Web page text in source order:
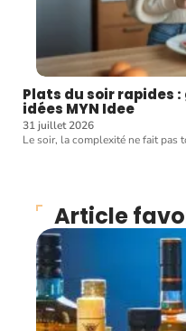
Plats du soir rapides
idées MYN Idee
31 juillet 2026
Le soir, la complexité ne fait pas
Article